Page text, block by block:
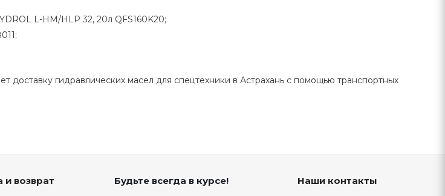
L-HM/HLP 32, 20л QFS160K20;
доставку гидравлических масел для спецтехники в Астрахань с помощью транспортных
и возврат Будьте всегда в курсе! Наши контакты